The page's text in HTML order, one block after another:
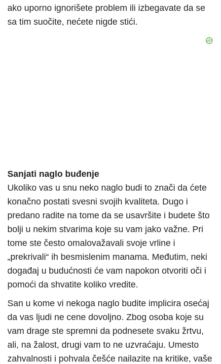
ako uporno ignorišete problem ili izbegavate da se
sa tim suočite, nećete nigde stići.
Sanjati naglo buđenje
Ukoliko vas u snu neko naglo budi to znači da ćete
konačno postati svesni svojih kvaliteta. Dugo i
predano radite na tome da se usavršite i budete što
bolji u nekim stvarima koje su vam jako važne. Pri
tome ste često omalovažavali svoje vrline i
„prekrivali“ ih besmislenim manama. Međutim, neki
događaj u budućnosti će vam napokon otvoriti oči i
pomoći da shvatite koliko vredite.
San u kome vi nekoga naglo budite implicira osećaj
da vas ljudi ne cene dovoljno. Zbog osoba koje su
vam drage ste spremni da podnesete svaku žrtvu,
ali, na žalost, drugi vam to ne uzvraćaju. Umesto
zahvalnosti i pohvala češće nailazite na kritike, vaše